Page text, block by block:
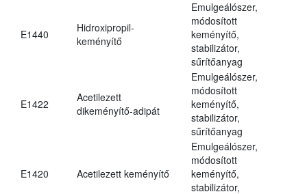
E1440
Hidroxipropil-
keményítő
Emulgeálószer,
módosított
keményítő,
stabilizátor,
sűrítőanyag
E1422
Acetilezett
dikeményítő-adipát
Emulgeálószer,
módosított
keményítő,
stabilizátor,
sűrítőanyag
E1420 Acetilezett keményítő
Emulgeálószer,
módosított
keményítő,
stabilizátor,